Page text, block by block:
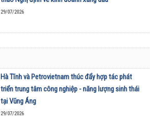
29/07/2026
Hà Tĩnh và Petrovietnam thúc đẩy hợp tác phát
triển trung tâm công nghiệp - năng lượng sinh thái
tại Vũng Áng
29/07/2026